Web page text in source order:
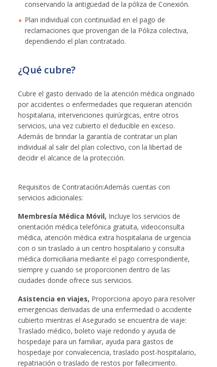
conservando la antigüedad de la póliza de Conexión.
Plan individual con continuidad en el pago de
reclamaciones que provengan de la Póliza colectiva,
dependiendo el plan contratado.
¿Qué cubre?
Cubre el gasto derivado de la atención médica originado
por accidentes o enfermedades que requieran atención
hospitalaria, intervenciones quirúrgicas, entre otros
servicios, una vez cubierto el deducible en exceso.
Además de brindar la garantía de contratar un plan
individual al salir del plan colectivo, con la libertad de
decidir el alcance de la protección.
Requisitos de Contratación:Además cuentas con
servicios adicionales:
Membresía Médica Móvil, Incluye los servicios de
orientación médica telefónica gratuita, videoconsulta
médica, atención médica extra hospitalaria de urgencia
con o sin traslado a un centro hospitalario y consulta
médica domiciliaria mediante el pago correspondiente,
siempre y cuando se proporcionen dentro de las
ciudades donde ofrece sus servicios.
Asistencia en viajes, Proporciona apoyo para resolver
emergencias derivadas de una enfermedad o accidente
cubierto mientras el Asegurado se encuentra de viaje:
Traslado médico, boleto viaje redondo y ayuda de
hospedaje para un familiar, ayuda para gastos de
hospedaje por convalecencia, traslado post-hospitalario,
repatriación o traslado de restos por fallecimiento.